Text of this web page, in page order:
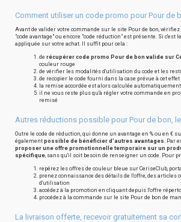
Comment utiliser un code promo pour Pour de
Avant de valider votre commande sur le site Pour de bon, vérifiez
"code avantage" ou encore "code réduction" est présente. Si c'est
appliquée sur votre achat. Il suffit pour cela :
de récupérer code promo Pour de bon valide sur
couleur rouge
de vérifier les modalités d'utilisation du code et les
de recopier le code fourni dans la case prévue à cet
la remise accordée est alors calculée automatiquement
il ne vous reste plus qu'à régler votre commande en
remisé
Autres réductions possible pour Pour de bon,
Outre le code de réduction, qui donne un avantage en % ou en €
également possible de bénéficier d'autres avantages. Par
proposer une offre promotionnelle temporaire sur un
spécifique, sans qu'il soit besoin de renseigner un code. Pour
repérez les offres de couleur bleue sur CeriseClub,
prenez connaissance des détails de l'offre, des articles
d'utilisation
accédez à la promotion en cliquant depuis l'offre
procédez à la commande sur le site Pour de bon de
La livraison offerte, recevoir gratuitement sa